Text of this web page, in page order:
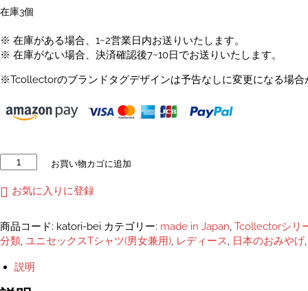
在庫3個
※ 在庫がある場合、1~2営業日内お送りいたします。
※ 在庫がない場合、決済確認後7~10日でお送りいたします。
※Tcollectorのブランドタグデザインは予告なしに変更になる場合
【日
本
産】
り
線
お買い物カゴに追加
お気に入りに登録
商品コード: katori-bei カテゴリー: made in Japan, Tcollectorシリ
分類, ユニセックスTシャツ(男女兼用), レディース, 日本のおみやげ
説明